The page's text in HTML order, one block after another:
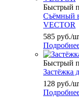
Быстрый
Съёмный
VECTOR
585 руб./
Быстрый
Застёжка
128 руб./